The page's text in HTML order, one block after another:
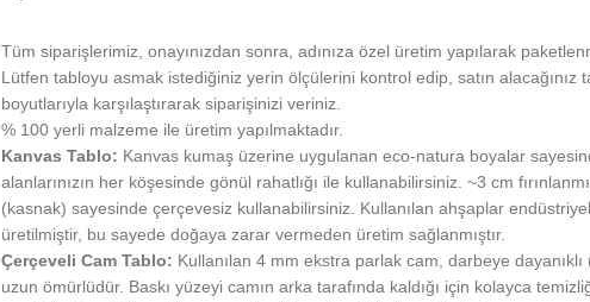
Tüm siparişlerimiz, onayınızdan sonra, adınıza özel üretim yapılarak
Lütfen tabloyu asmak istediğiniz yerin ölçülerini kontrol edip, satın alacağınız
boyutlarıyla karşılaştırarak siparişinizi veriniz.
% 100 yerli malzeme ile üretim yapılmaktadır.
Kanvas Tablo: Kanvas kumaş üzerine uygulanan eco-natura boyalar
alanlarınızın her köşesinde gönül rahatlığı ile kullanabilirsiniz. ~3 cm
(kasnak) sayesinde çerçevesiz kullanabilirsiniz. Kullanılan ahşaplar
üretilmiştir, bu sayede doğaya zarar vermeden üretim sağlanmıştır.
Çerçeveli Cam Tablo: Kullanılan 4 mm ekstra parlak cam, darbeye
uzun ömürlüdür. Baskı yüzeyi camın arka tarafında kaldığı için kolayca